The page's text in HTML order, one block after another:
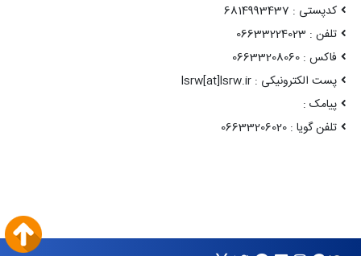
کدپستی : 6814993437
تلفن : 06633224023
فاکس : 06633208060
پست الکترونیکی : lsrw[at]lsrw.ir
پیامک :
تلفن گویا : 06633206020